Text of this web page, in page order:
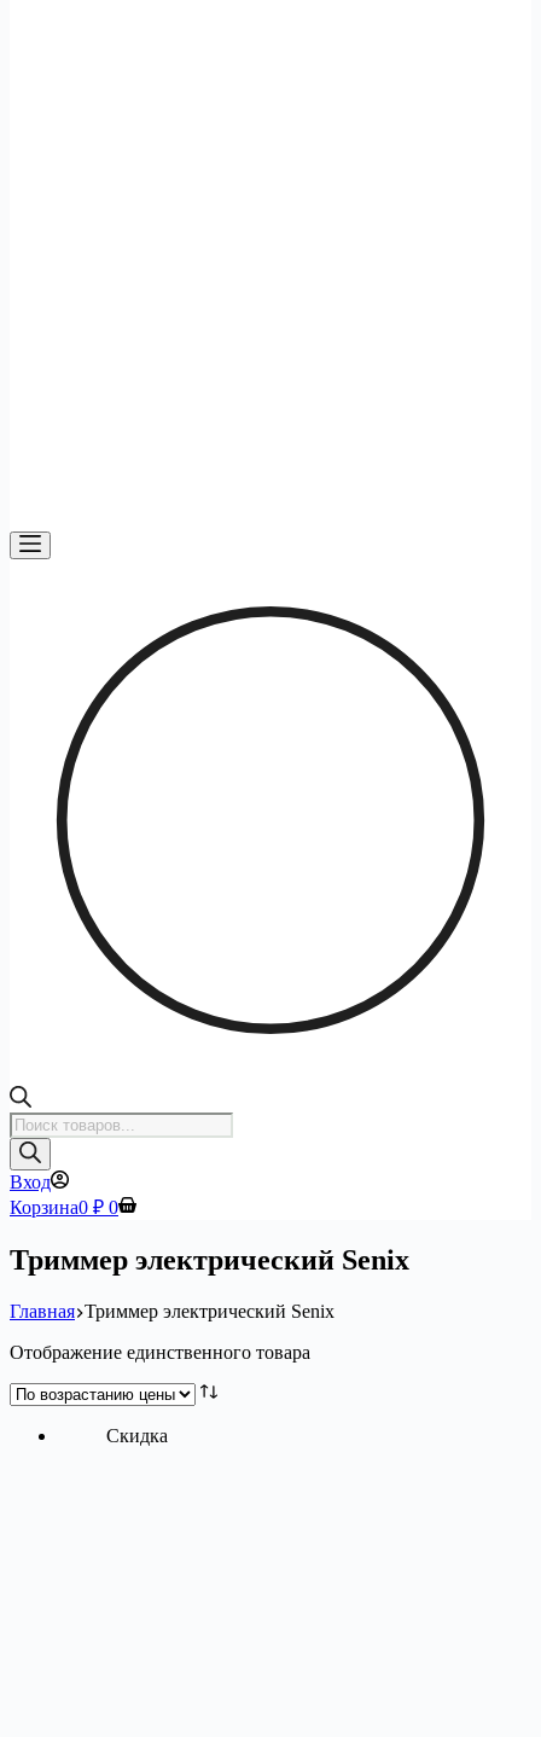
Поиск
товаров
Вход
Корзина0 ₽ 0
Триммер электрический Senix
Главная Триммер электрический Senix
Отображение единственного товара
Скидка